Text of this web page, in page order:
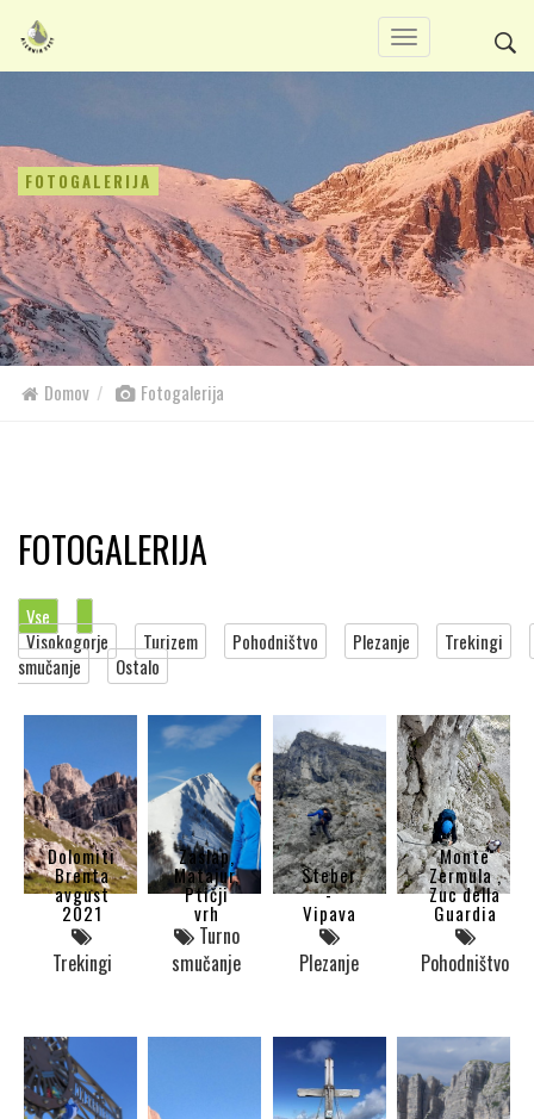
FOTOGALERIJA
Domov Fotogalerija
FOTOGALERIJA
Vse
Visokogorje
Turizem Pohodništvo Plezanje
Trekingi
smučanje
Ostalo
Dolomiti
Brenta
avgust
2021
Trekingi
Zaslap,
Matajur,
Ptičji
vrh
Turno
smučanje
Steber
-
Vipava
Plezanje
Monte
Zermula ,
Zuc della
Guardia
Pohodništvo